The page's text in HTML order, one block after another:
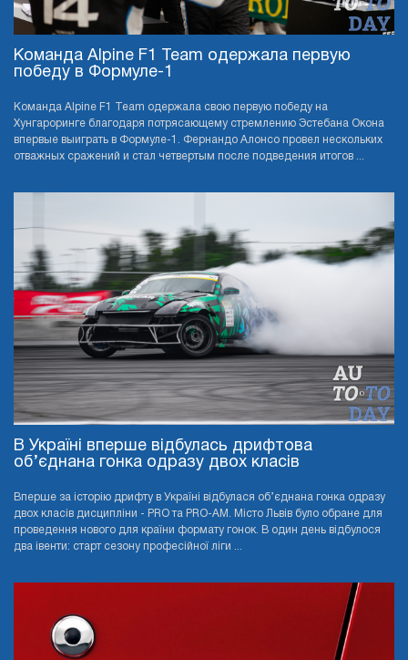
Команда Alpine F1 Team одержала первую
победу в Формуле-1
Команда Alpine F1 Team одержала свою первую победу на
Хунгароринге благодаря потрясающему стремлению Эстебана Окона
впервые выиграть в Формуле-1. Фернандо Алонсо провел нескольких
отважных сражений и стал четвертым после подведения итогов ...
В Україні вперше відбулась дрифтова
об’єднана гонка одразу двох класів
Вперше за історію дрифту в Україні відбулася об’єднана гонка одразу
двох класів дисципліни - PRO та PRO-AМ. Місто Львів було обране для
проведення нового для країни формату гонок. В один день відбулося
два івенти: старт сезону професійної ліги ...